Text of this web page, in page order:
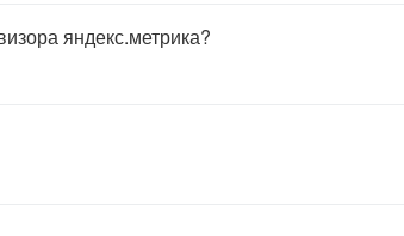
яндекс.метрика?